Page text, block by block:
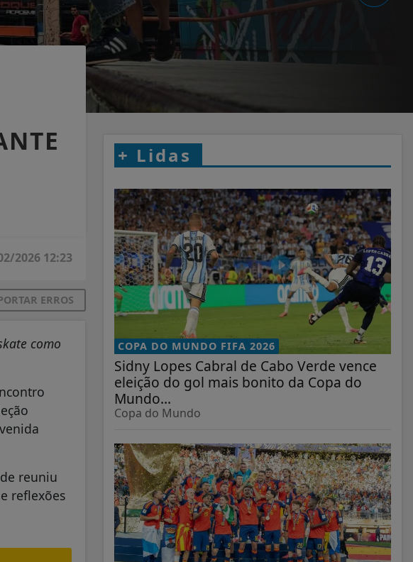
2026 12:23
ERROS
como
reuniu
reflexões
+ Lidas
COPA DO MUNDO FIFA 2026
Sidny Lopes Cabral de Cabo Verde vence
eleição do gol mais bonito da Copa do
Mundo...
Copa do Mundo